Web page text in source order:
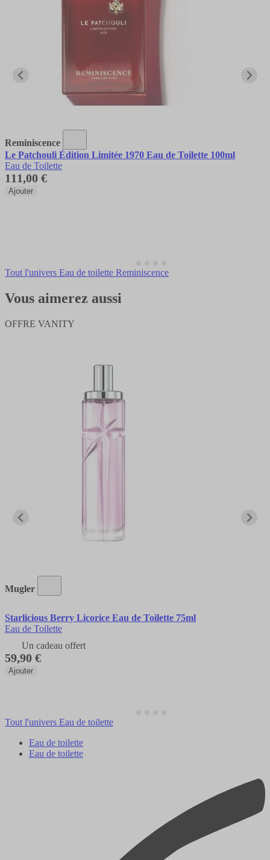
Reminiscence
Le Patchouli Édition Limitée 1970 Eau de Toilette 100ml
Eau de Toilette
111,00 €
Ajouter
Tout l'univers Eau de toilette Reminiscence
Vous aimerez aussi
OFFRE VANITY
Mugler
Starlicious Berry Licorice Eau de Toilette 75ml
Eau de Toilette
Un cadeau offert
59,90 €
Ajouter
Tout l'univers Eau de toilette
Eau de toilette
Eau de toilette